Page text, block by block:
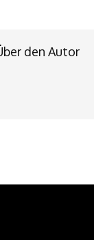
den Autor